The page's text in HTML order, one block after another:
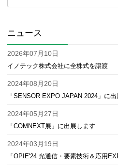
ニュース
2026年07月10日
イノテック株式会社に全株式を譲渡
2024年08月20日
「SENSOR EXPO JAPAN 2024」に
2024年05月27日
「COMNEXT展」に出展します
2024年03月19日
「OPIE'24 光通信・要素技術＆応用